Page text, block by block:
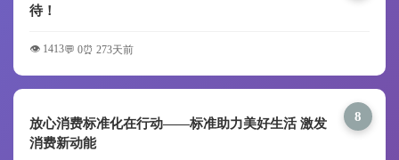
待！
👁️ 1413💬 0⏰ 273天前
8
放心消费标准化在行动——标准助力美好生活 激发
消费新动能